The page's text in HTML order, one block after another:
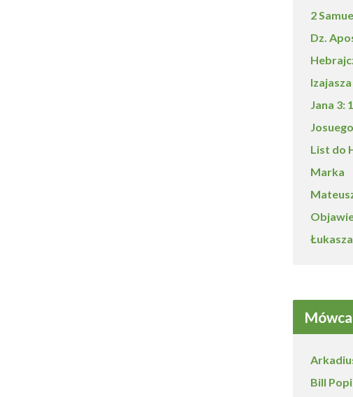
2
Dz.
Izajasza
Jana 3:
Josuego
List do
Marka
Łukasza
Mówca
Bill